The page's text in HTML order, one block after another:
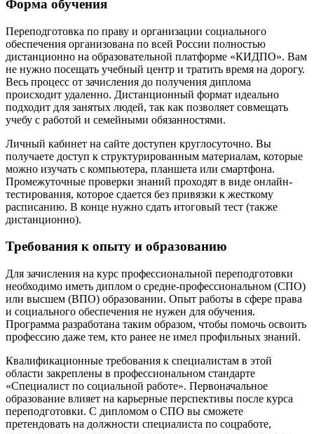
Форма обучения
Переподготовка по праву и организации социального
обеспечения организована по всей России полностью
дистанционно на образовательной платформе «КИДПО». Вам
не нужно посещать учебный центр и тратить время на дорогу.
Весь процесс от зачисления до получения диплома
происходит удаленно. Дистанционный формат идеально
подходит для занятых людей, так как позволяет совмещать
учебу с работой и семейными обязанностями.
Личный кабинет на сайте доступен круглосуточно. Вы
получаете доступ к структурированным материалам, которые
можно изучать с компьютера, планшета или смартфона.
Промежуточные проверки знаний проходят в виде онлайн-
тестирования, которое сдается без привязки к жесткому
расписанию. В конце нужно сдать итоговый тест (также
дистанционно).
Требования к опыту и образованию
Для зачисления на курс профессиональной переподготовки
необходимо иметь диплом о средне-профессиональном (СПО)
или высшем (ВПО) образовании. Опыт работы в сфере права
и социального обеспечения не нужен для обучения.
Программа разработана таким образом, чтобы помочь освоить
профессию даже тем, кто ранее не имел профильных знаний.
Квалификационные требования к специалистам в этой
области закреплены в профессиональном стандарте
«Специалист по социальной работе». Первоначальное
образование влияет на карьерные перспективы после курса
переподготовки. С дипломом о СПО вы сможете
претендовать на должности специалиста по соцработе,